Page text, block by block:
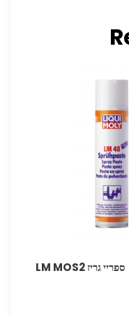
ספריי גריז MOS2 ‏LM